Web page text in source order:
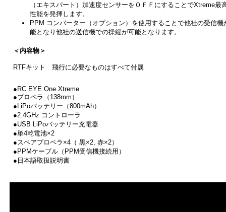
（エキスパート）加速度センサーをＯＦＦにすることでXtreme最
性能を発揮します。
PPM コンバーター（オプション）を使用することで他社の受信機
能となり他社の送信機での操縦が可能となります。
＜内容物＞
RTFキット 飛行に必要なものはすべて付属
●RC EYE One Xtreme
●プロペラ（138mm）
●LiPoバッテリー（800mAh）
●2.4GHz コントローラ
●USB LiPoバッテリー充電器
●単4乾電池×2
●スペアプロペラ×4（ 黒×2, 赤×2）
●PPMケーブル（PPM受信機接続用）
●日本語取扱説明書